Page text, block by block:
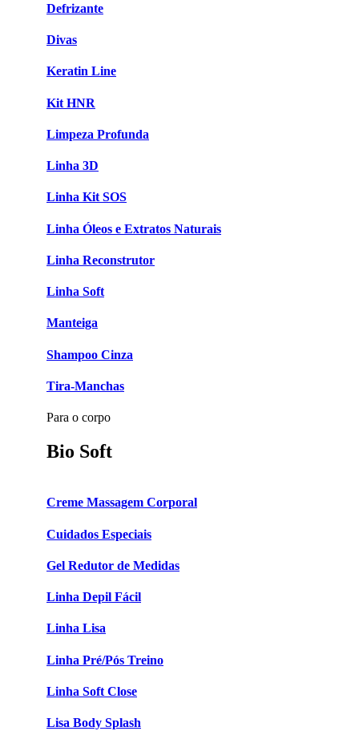
Defrizante
Divas
Keratin Line
Kit HNR
Limpeza Profunda
Linha 3D
Linha Kit SOS
Linha Óleos e Extratos Naturais
Linha Reconstrutor
Linha Soft
Manteiga
Shampoo Cinza
Tira-Manchas
Para o corpo
Bio Soft
Creme Massagem Corporal
Cuidados Especiais
Gel Redutor de Medidas
Linha Depil Fácil
Linha Lisa
Linha Pré/Pós Treino
Linha Soft Close
Lisa Body Splash